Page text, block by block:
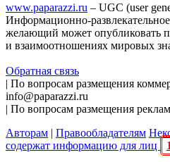
www.paparazzi.ru – UGC (user
Информационно-
желающий может опубликовать
и взаимоотношениях мировых
Обратная связь
| По вопросам размещения
info@paparazzi.ru
| По вопросам размещения
Авторам | Правообладателям
содержат информацию для лиц